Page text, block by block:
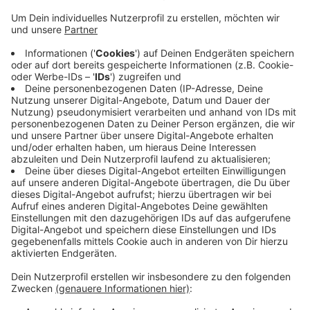
Anzeige
Als die Polizei eintraf, flüchteten drei Unbekannte.
Einen vierten Verdächtigen entdeckte sie schließlich in
einem Gebüsch. Der 16-Jährige beleidigte die
Polizisten. Weil er keinen festen Wohnsitz hat,
kümmert sich das Jugendamt um ihn. Die Polizei prüft,
ob der Verdächtige und die drei Flüchtigen auch für
aufgebrochene Oberlichter an der angrenzenden
Schule verantwortlich sind.
Anzeige